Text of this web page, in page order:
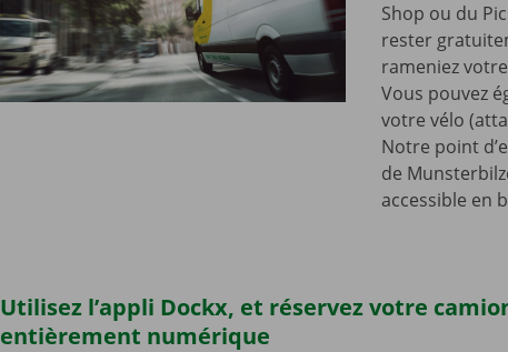
Shop ou du
rester
rameniez
Vous pouvez
votre vélo
Notre point
de
accessible en
Utilisez l’appli Dockx, et réservez votre
entièrement numérique